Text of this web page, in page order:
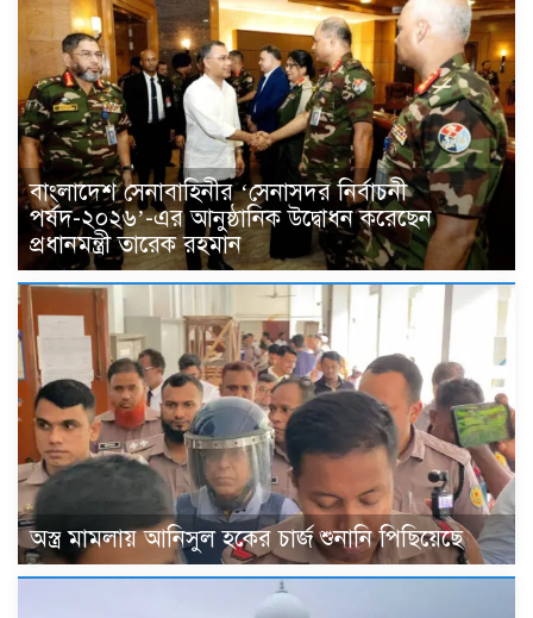
বাংলাদেশ সেনাবাহিনীর ‘সেনাসদর নির্বাচনী
পর্ষদ-২০২৬’-এর আনুষ্ঠানিক উদ্বোধন করেছেন
প্রধানমন্ত্রী তারেক রহমান
অস্ত্র মামলায় আনিসুল হকের চার্জ শুনানি পিছিয়েছে